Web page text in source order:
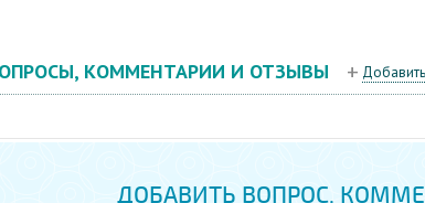
КОММЕНТАРИИ И ОТЗЫВЫ
ДОБАВИТЬ ВОПРОС,